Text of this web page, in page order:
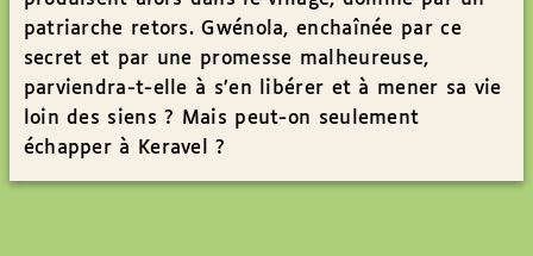
patriarche retors. Gwénola, enchaînée par ce
secret et par une promesse malheureuse,
parviendra-t-elle à s’en libérer et à mener sa vie
loin des siens ? Mais peut-on seulement
échapper à Keravel ?